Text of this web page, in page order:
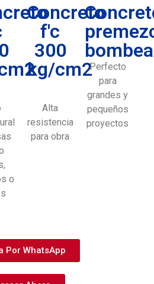
o
Concreto
f'c
300
kg/cm2
Alta
resistencia
para obra
Perfecto
para
grandes y
pequeños
proyectos
Por WhatsApp